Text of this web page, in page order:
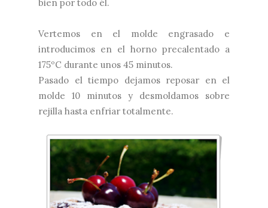
bien por todo él.
Vertemos en el molde engrasado e
introducimos en el horno precalentado a
175ºC durante unos 45 minutos.
Pasado el tiempo dejamos reposar en el
molde 10 minutos y desmoldamos sobre
rejilla hasta enfriar totalmente.